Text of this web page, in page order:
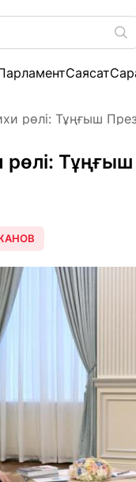
Саясат
рөлі: Тұңғыш